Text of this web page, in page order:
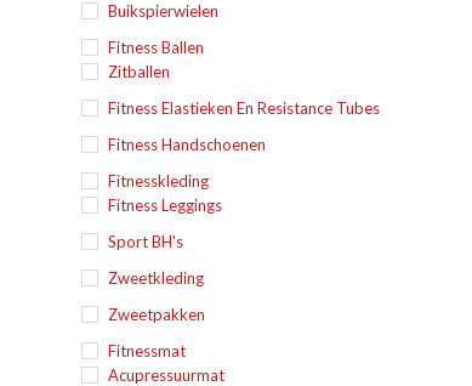
Buikspierwielen
Fitness Ballen
Zitballen
Fitness Elastieken En Resistance Tubes
Fitness Handschoenen
Fitnesskleding
Fitness Leggings
Sport BH's
Zweetkleding
Zweetpakken
Fitnessmat
Acupressuurmat